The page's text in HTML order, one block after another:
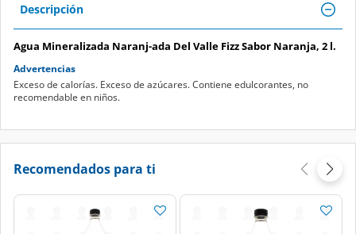
Descripción
Agua Mineralizada Naranj-ada Del Valle Fizz Sabor Naranja, 2 l.
Advertencias
Exceso de calorías. Exceso de azúcares. Contiene edulcorantes, no
recomendable en niños.
Recomendados para ti